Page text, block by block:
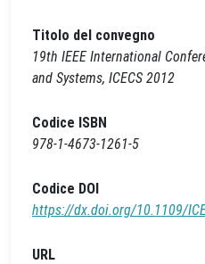
Titolo del convegno
19th IEEE International
and Systems, ICECS 2012
Codice ISBN
978-1-4673-1261-5
Codice DOI
https://dx.doi.org/10.1109/
URL